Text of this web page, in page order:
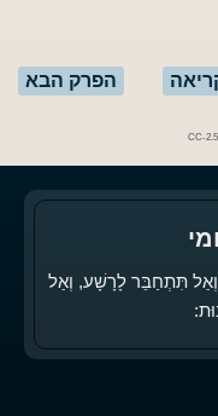
הפרק הבא
תִּתְחַבֵּר לָרָשָׁע, וְאַל